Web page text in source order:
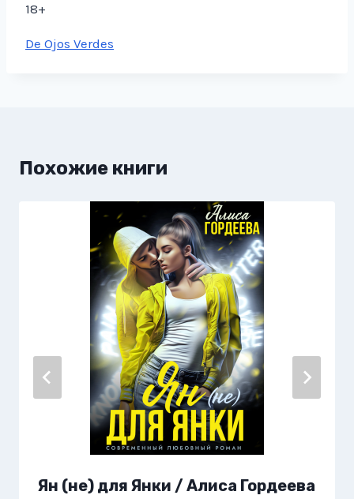
18+
Метки
De Ojos Verdes
Похожие книги
Ян (не) для Янки / Алиса Гордеева